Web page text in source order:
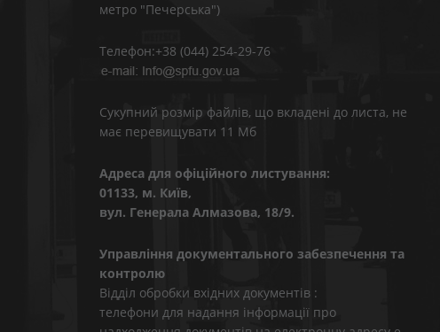
метро "Печерська")
Телефон:+38 (044) 254-29-76
Сукупний розмір файлів, що вкладені до листа, не
має перевищувати 11 Мб
Адреса для офіційного листування:
01133, м. Київ,
вул. Генерала Алмазова, 18/9.
Управління документального забезпечення та
контролю
Відділ обробки вхідних документів :
телефони для надання інформації про